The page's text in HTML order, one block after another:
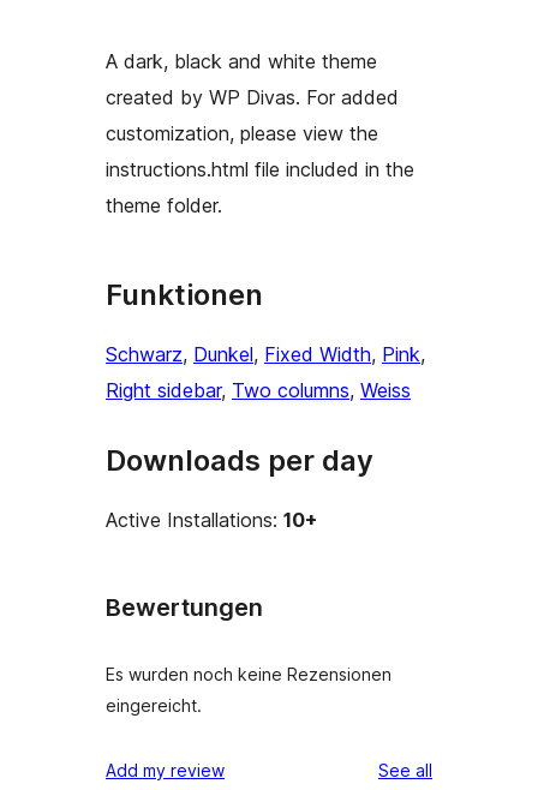
A dark, black and white theme
created by WP Divas. For added
customization, please view the
instructions.html file included in the
theme folder.
Funktionen
Schwarz, Dunkel, Fixed Width, Pink
Right sidebar, Two columns, Weiss
Downloads per day
Active Installations: 10+
Bewertungen
Es wurden noch keine Rezensionen
eingereicht.
Add my review See all